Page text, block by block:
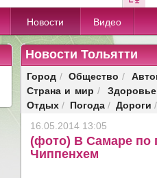
Новости Видео
Новости Тольятти
Город / Общество /
Страна и мир / Здоровье
Отдых / Погода / Дороги /
16.05.2014 13:05
(фото) В Самаре по
Чиппенхем